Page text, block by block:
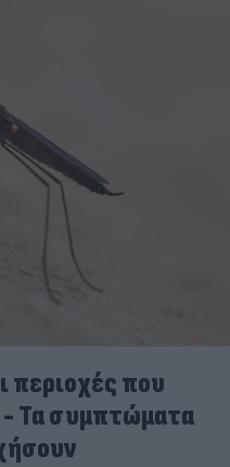
περιοχές που
- Τα συμπτώματα